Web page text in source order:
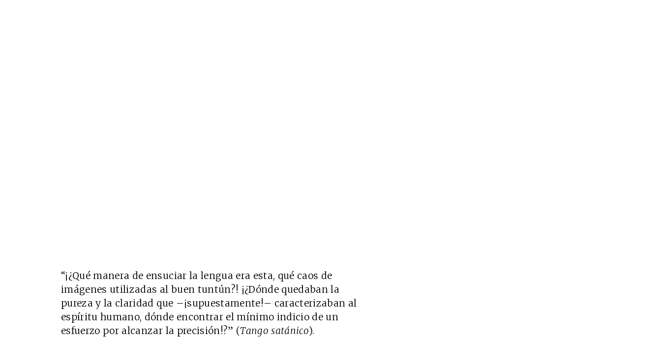
“¡¿Qué manera de ensuciar la lengua era esta, qué caos de
imágenes utilizadas al buen tuntún?! ¡¿Dónde quedaban la
pureza y la claridad que –¡supuestamente!– caracterizaban al
espíritu humano, dónde encontrar el mínimo indicio de un
esfuerzo por alcanzar la precisión!?” (Tango satánico).